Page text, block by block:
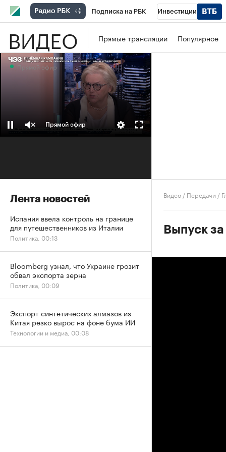
Подписка на РБК Инвестиции
РБК Бизнес-среда
Конференции СПб
Рынок наличной валюты
ВИДЕО Прямые трансляции Популярное
Видео / Передачи /
Выпуск
Прямой эфир
Прямой эфир
Лента новостей
Испания ввела контроль на границе
для путешественников из Италии
Политика, 00:13
Bloomberg узнал, что Украине грозит
обвал экспорта зерна
Политика, 00:09
Экспорт синтетических алмазов из
Китая резко вырос на фоне бума ИИ
Технологии и медиа, 00:08